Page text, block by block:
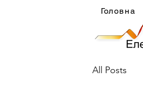
Головна
All Posts